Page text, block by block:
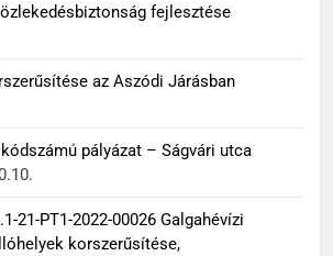
fejlesztése
az Aszódi Járásban
pályázat – Ságvári utca
21-PT1-2022-00026 Galgahévízi
korszerűsítése,